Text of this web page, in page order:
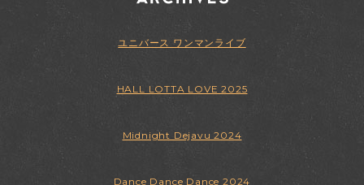
ユニバース ワンマンライブ
HALL LOTTA LOVE 2025
Midnight Dejavu 2024
Dance Dance Dance 2024